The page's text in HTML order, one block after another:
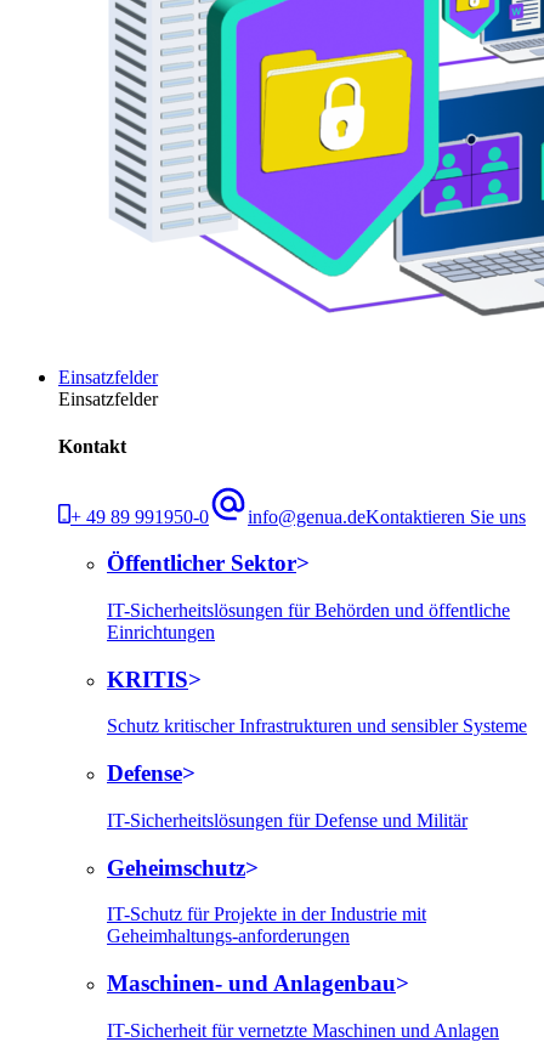
Einsatzfelder
Einsatzfelder
Kontakt
+ 49 89 991950-0 info@genua.deKontaktieren Sie uns
Öffentlicher Sektor
IT-Sicherheitslösungen für Behörden und öffentliche
Einrichtungen
KRITIS
Schutz kritischer Infrastrukturen und sensibler Systeme
Defense
IT-Sicherheitslösungen für Defense und Militär
Geheimschutz
IT-Schutz für Projekte in der Industrie mit
Geheimhaltungs-anforderungen
Maschinen- und Anlagenbau
IT-Sicherheit für vernetzte Maschinen und Anlagen